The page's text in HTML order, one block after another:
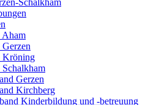
Schalkham
Aham
Kröning
Gerzen
Kirchberg
Kinderbildung und -betreuung